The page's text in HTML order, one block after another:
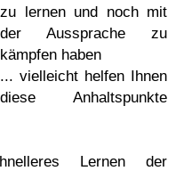
zu lernen und noch mit
der Aussprache zu
kämpfen haben
... vielleicht helfen Ihnen
diese Anhaltspunkte
Lernen der